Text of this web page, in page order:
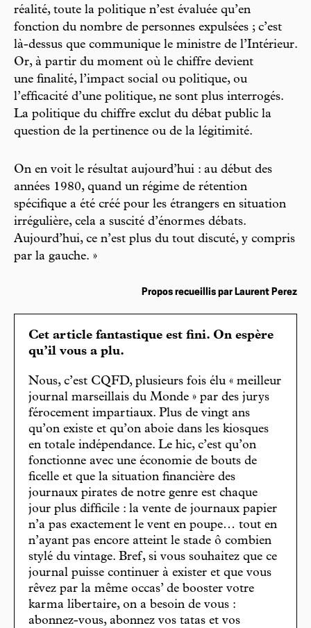
réalité, toute la politique n’est évaluée qu’en
fonction du nombre de personnes expulsées ; c’est
là-dessus que communique le ministre de l’Intérieur.
Or, à partir du moment où le chiffre devient
une finalité, l’impact social ou politique, ou
l’efficacité d’une politique, ne sont plus interrogés.
La politique du chiffre exclut du débat public la
question de la pertinence ou de la légitimité.
On en voit le résultat aujourd’hui : au début des
années 1980, quand un régime de rétention
spécifique a été créé pour les étrangers en situation
irrégulière, cela a suscité d’énormes débats.
Aujourd’hui, ce n’est plus du tout discuté, y compris
par la gauche. »
Propos recueillis par Laurent Perez
Cet article fantastique est fini. On espère
qu’il vous a plu.
Nous, c’est CQFD, plusieurs fois élu « meilleur
journal marseillais du Monde » par des jurys
férocement impartiaux. Plus de vingt ans
qu’on existe et qu’on aboie dans les kiosques
en totale indépendance. Le hic, c’est qu’on
fonctionne avec une économie de bouts de
ficelle et que la situation financière des
journaux pirates de notre genre est chaque
jour plus difficile : la vente de journaux papier
n’a pas exactement le vent en poupe… tout en
n’ayant pas encore atteint le stade ô combien
stylé du vintage. Bref, si vous souhaitez que ce
journal puisse continuer à exister et que vous
rêvez par la même occas’ de booster votre
karma libertaire, on a besoin de vous :
abonnez-vous, abonnez vos tatas et vos